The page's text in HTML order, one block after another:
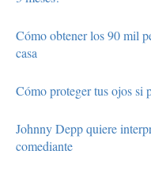
Cómo obtener los 90 mil
casa
Cómo proteger tus ojos si
Johnny Depp quiere
comediante